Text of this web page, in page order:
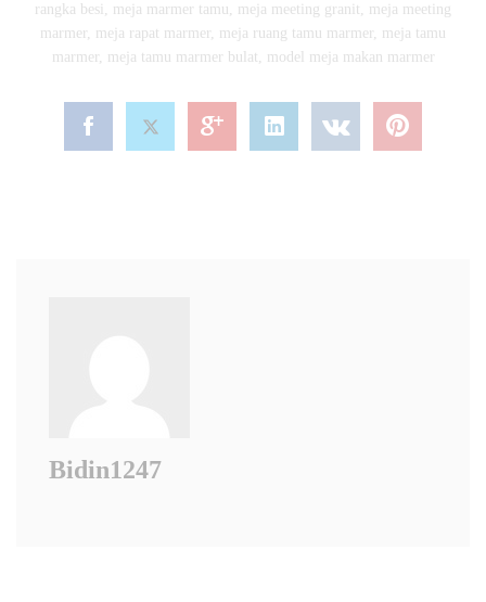
rangka besi , meja marmer tamu, meja meeting granit, meja meeting
marmer , meja rapat marmer , meja ruang tamu marmer , meja tamu
marmer , meja tamu marmer bulat, model meja makan marmer
Bidin1247